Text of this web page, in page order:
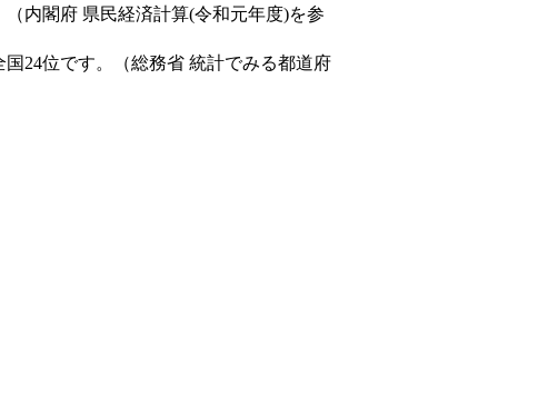
内閣府 県民経済計算(令和元年度)を参
24位です。（総務省 統計でみる都道府